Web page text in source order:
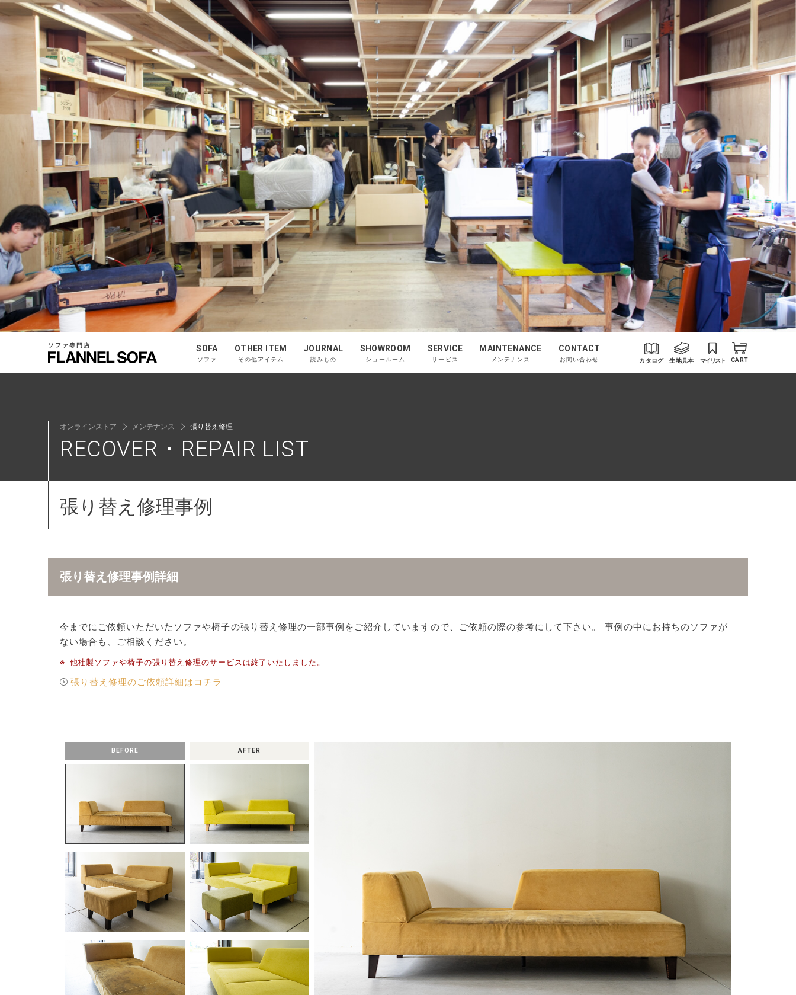
ソファ専門店 SOFA
ソファ
OTHER ITEM
その他アイテム
JOURNAL
読みもの
SHOWROOM
ショールーム
SERVICE
サービス
MAINTENANCE
メンテナンス
CONTACT
お問い合わせ カタログ 生地見本 マイリスト CART
オンラインストア メンテナンス 張り替え修理
RECOVER・REPAIR LIST
張り替え修理事例
張り替え修理事例詳細
今までにご依頼いただいたソファや椅子の張り替え修理の一部事例をご紹介していますので、ご依頼の際の参考にして下さい。 事例の中にお持ちのソファが
ない場合も、ご相談ください。
※ 他社製ソファや椅子の張り替え修理のサービスは終了いたしました。
張り替え修理のご依頼詳細はコチラ
BEFORE AFTER